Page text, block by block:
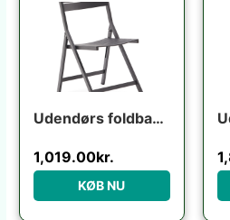
Udendørs foldbar klapstol Kave Home Torreta grafit aluminium med fodstøtte UV-modstandsdygtig
1,019.00kr.
KØB NU